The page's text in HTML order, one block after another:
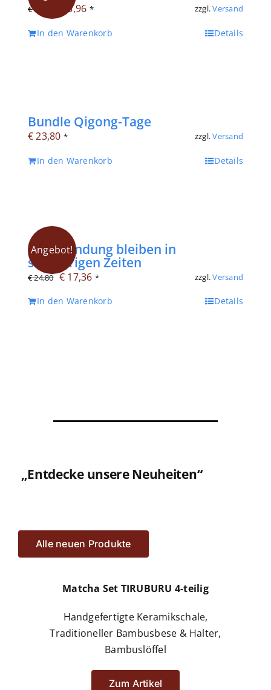
€12,80
Ursprünglicher
war:
8,96Aktueller
ist:
* zzgl.Versand
In den Warenkorb Details
Bundle Qigong-Tage
€23,80 * zzgl.Versand
In den Warenkorb Details
Angebot!
In Verbindung bleiben in
schwierigen Zeiten
€24,80 Ursprünglicher
war:
€ 17,36Aktueller
ist:
* zzgl.Versand
In den Warenkorb Details
„Entdecke unsere Neuheiten“
Alle neuen Produkte
Matcha Set TIRUBURU 4-teilig
Handgefertigte Keramikschale,
Traditioneller Bambusbese & Halter,
Bambuslöffel
Zum Artikel